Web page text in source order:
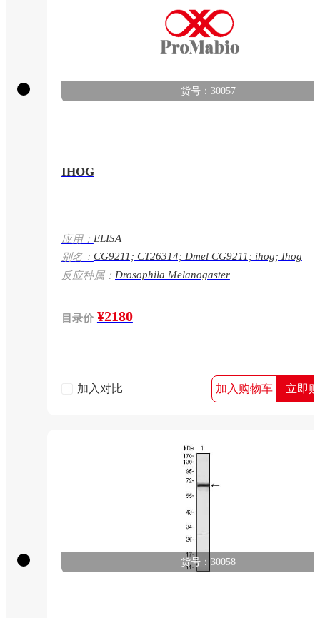
货号：30057
IHOG
应用： ELISA
别名： CG9211; CT26314; Dmel CG9211; ihog; Ihog
反应种属： Drosophila Melanogaster
目录价 ¥2180
加入对比 加入购物车 立即
货号：30058